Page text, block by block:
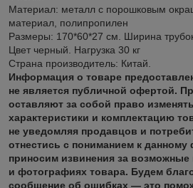
Материал: металл с порошковым
материал, полипропилен
Размеры: 170*60*27 см. Ширина
Цвет черный. Нагрузка 30 кг
Страна производитель: Китай.
Информация о товаре
не является публичной офертой.
оставляют за собой право
характеристики и комплектацию
не уведомляя продавцов и
отнестись с пониманием к данному
приносим извинения за возможные
и фотографиях товара. Будем
сообщение об ошибках — это